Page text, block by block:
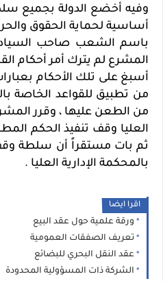
وفيه أخضع الدولة بجميع
أساسية لحماية الحقوق
باسم الشعب صاحب
المشرع لم يترك أمر أحكام
أسبغ على تلك الأحكام
من تطبيق للقواعد الخاصة
من الطعن عليها ، وقرر
العليا وقف تنفيذ الحكم
ثم بات مستقراً أن سلطة
بالمحكمة الإدارية العليا .
اقرا ايضا
ورقة علمية حول عقد البيع
تعريف الصفقات العمومية
عقد النقل البحري للبضائع
الشركة ذات المسؤولية المحدودة